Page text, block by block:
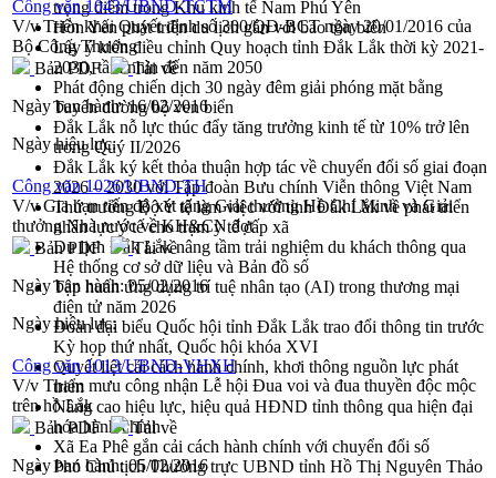
trọng điểm trong Khu kinh tế Nam Phú Yên
Hòn Yến phát triển du lịch gắn với bảo tồn biển
Lấy ý kiến điều chỉnh Quy hoạch tỉnh Đắk Lắk thời kỳ 2021-
2030, tầm nhìn đến năm 2050
Phát động chiến dịch 30 ngày đêm giải phóng mặt bằng
Tuyến đường bộ ven biển
Đắk Lắk nỗ lực thúc đẩy tăng trưởng kinh tế từ 10% trở lên
trong Quý II/2026
Đắk Lắk ký kết thỏa thuận hợp tác về chuyển đổi số giai đoạn
2026 – 2030 với Tập đoàn Bưu chính Viễn thông Việt Nam
Thứ trưởng Bộ Y tế làm việc với tỉnh Đắk Lắk về phát triển
nhân lực y tế cho trạm y tế cấp xã
Du lịch Đắk Lắk nâng tầm trải nghiệm du khách thông qua
Hệ thống cơ sở dữ liệu và Bản đồ số
Tập huấn ứng dụng trí tuệ nhân tạo (AI) trong thương mại
điện tử năm 2026
Đoàn đại biểu Quốc hội tỉnh Đắk Lắk trao đổi thông tin trước
Kỳ họp thứ nhất, Quốc hội khóa XVI
Quyết liệt cải cách hành chính, khơi thông nguồn lực phát
triển
Nâng cao hiệu lực, hiệu quả HĐND tỉnh thông qua hiện đại
hóa hành chính
Xã Ea Phê gắn cải cách hành chính với chuyển đổi số
Phó Chủ tịch Thường trực UBND tỉnh Hồ Thị Nguyên Thảo
Công văn 1043/UBND-TCTM
V/v Triển khai Quyết định số 300/QĐ-BCT ngày 20/01/2016 của
Bộ Công Thương
Bản PDF
Tải về
Ngày ban hành:16/02/2016
Ngày hiệu lực:
Công văn 1026/UBND-TH
V/v Gia hạn tiến độ xét tặng Giải thưởng Hồ Chí Minh và Giải
thưởng Nhà nước về KH&CN đợt
Bản PDF
Tải về
Ngày ban hành:05/02/2016
Ngày hiệu lực:
Công văn 1013/UBND-VHXH
V/v Tham mưu công nhận Lễ hội Đua voi và đua thuyền độc mộc
trên hồ Lắk
Bản PDF
Tải về
Ngày ban hành:05/02/2016